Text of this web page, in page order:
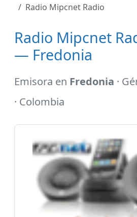
Radio Mipcnet Radio
Radio Mipcnet
— Fredonia
Emisora en Fredonia ·
· Colombia